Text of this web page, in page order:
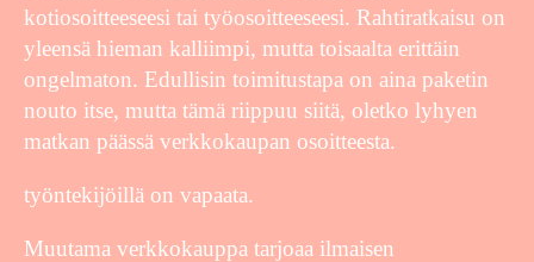
kotiosoitteeseesi tai työosoitteeseesi. Rahtiratkaisu on
yleensä hieman kalliimpi, mutta toisaalta erittäin
ongelmaton. Edullisin toimitustapa on aina paketin
nouto itse, mutta tämä riippuu siitä, oletko lyhyen
matkan päässä verkkokaupan osoitteesta.
työntekijöillä on vapaata.
Muutama verkkokauppa tarjoaa ilmaisen